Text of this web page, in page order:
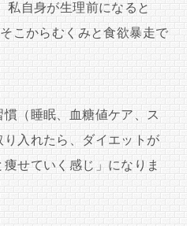
私自身が生理前になると
こからむくみと食欲暴走で
（睡眠、血糖値ケア、ス
り入れたら、ダイエットが
痩せていく感じ」になりま